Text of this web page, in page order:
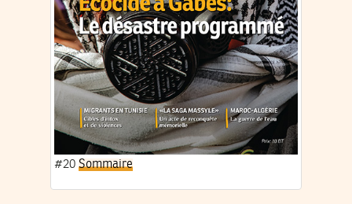
#20 Sommaire